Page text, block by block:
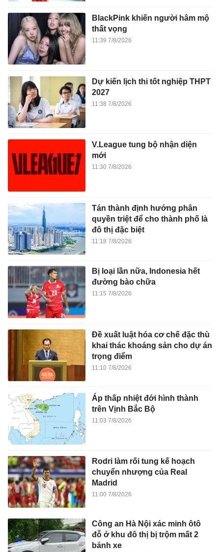
BlackPink khiến người hâm mộ
thất vọng
11:39 7/8/2026
Dự kiến lịch thi tốt nghiệp THPT
2027
11:38 7/8/2026
V.League tung bộ nhận diện
mới
11:30 7/8/2026
Tán thành định hướng phân
quyền triệt để cho thành phố là
đô thị đặc biệt
11:18 7/8/2026
Bị loại lần nữa, Indonesia hết
đường bào chữa
11:15 7/8/2026
Đề xuất luật hóa cơ chế đặc thù
khai thác khoáng sản cho dự án
trọng điểm
11:10 7/8/2026
Áp thấp nhiệt đới hình thành
trên Vịnh Bắc Bộ
11:03 7/8/2026
Rodri làm rối tung kế hoạch
chuyển nhượng của Real
Madrid
11:00 7/8/2026
Công an Hà Nội xác minh ôtô
đỗ ở khu đô thị bị trộm mất 2
bánh xe